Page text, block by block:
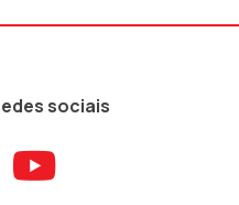
sociais
ao ao
Aceder